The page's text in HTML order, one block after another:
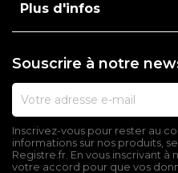
Plus d'infos
Souscrire à notre
Inscrivez-vous pour rester au
informations sur nos produits,
Registre.fr. En vous inscrivant
votre accord pour que vos